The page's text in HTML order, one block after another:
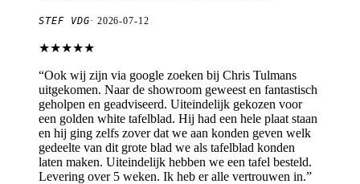
STEF VDG· 2026-07-12
★★★★★
“Ook wij zijn via google zoeken bij Chris Tulmans
uitgekomen. Naar de showroom geweest en fantastisch
geholpen en geadviseerd. Uiteindelijk gekozen voor
een golden white tafelblad. Hij had een hele plaat staan
en hij ging zelfs zover dat we aan konden geven welk
gedeelte van dit grote blad we als tafelblad konden
laten maken. Uiteindelijk hebben we een tafel besteld.
Levering over 5 weken. Ik heb er alle vertrouwen in.”